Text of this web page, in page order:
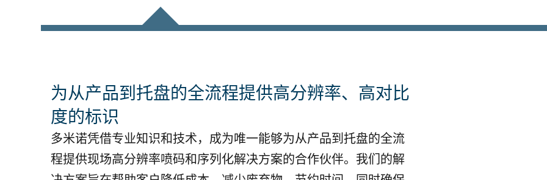
为从产品到托盘的全流程提供高分辨率、高对比
度的标识
多米诺凭借专业知识和技术，成为唯一能够为从产品到托盘的全流
程提供现场高分辨率喷码和序列化解决方案的合作伙伴。我们的解